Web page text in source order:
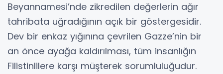
Beyannamesi’nde zikredilen değerlerin ağır
tahribata uğradığının açık bir göstergesidir.
Dev bir enkaz yığınına çevrilen Gazze’nin bir
an önce ayağa kaldırılması, tüm insanlığın
Filistinlilere karşı müşterek sorumluluğudur.